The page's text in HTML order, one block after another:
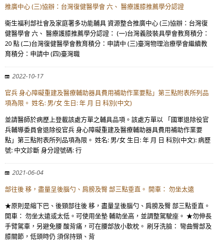
推廣中心 (三)協辦：台灣復健醫學會 六、 醫療護膝推薦學分認證
衛生福利部社會及家庭署多功能輔具 資源整合推廣中心 (三)協辦：台灣復
健醫學會 六、 醫療護膝推薦學分認證： (一)台灣義肢裝具學會教育積分：
20 點 (二)台灣復健醫學會教育積分：申請中 (三)臺灣物理治療學會繼續教
育積分：申請中 (四)臺灣職
2022-10-17
官兵 身心障礙重建及醫療輔助器具費用補助作業要點」第三點附表所列品
項為限。 姓名: 男/女 生日: 年 月 日 科別(中文)
並請醫師於病歷上登載該處方單之輔具品項。該處方單以 「國軍退除役官
兵輔導委員會退除役官兵 身心障礙重建及醫療輔助器具費用補助作業要
點」第三點附表所列品項為限。 姓名: 男/女 生日: 年 月 日 科別(中文): 病歷
號: 中文診斷 身分證號碼: 行
2021-06-04
部往後 移，盡量呈後腦勺、肩膀及臀 部三點垂直。 開車： 勿坐太遠
★原則是縮下巴、後頸部往後 移，盡量呈後腦勺、肩膀及臀 部三點垂直。
開車： 勿坐太遠或太低。可使用坐墊 輔助坐高，並調整駕駛座。 ★勿伸長
手臂駕車，另避免腰 酸背痛，可在腰部放小軟枕。 刷牙洗臉： 彎曲臀部及
膝關節，低頭時仍 須保持頸、背